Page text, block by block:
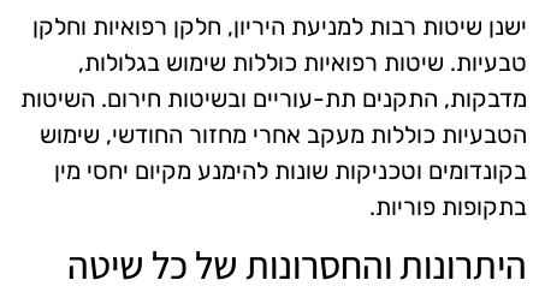
ישנן שיטות רבות למניעת היריון, חלקן רפואיות וחלקן
טבעיות. שיטות רפואיות כוללות שימוש בגלולות,
מדבקות, התקנים תת-עוריים ובשיטות חירום. השיטות
הטבעיות כוללות מעקב אחרי מחזור החודשי, שימוש
בקונדומים וטכניקות שונות להימנע מקיום יחסי מין
בתקופות פוריות.
היתרונות והחסרונות של כל שיטה